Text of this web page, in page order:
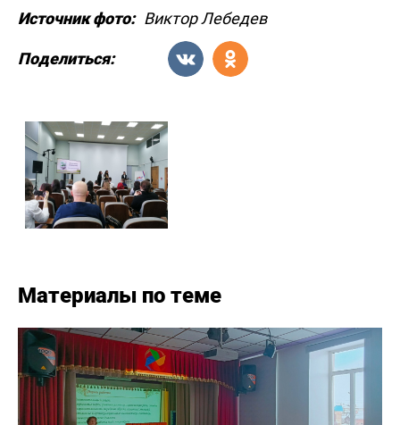
Источник фото: Виктор Лебедев
Поделиться:
Материалы по теме